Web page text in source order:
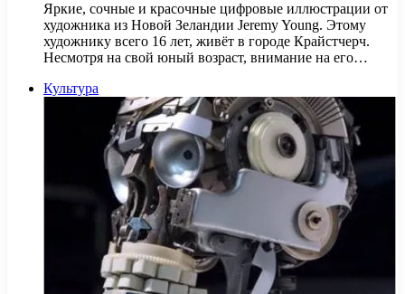
Яркие, сочные и красочные цифровые иллюстрации от
художника из Новой Зеландии Jeremy Young. Этому
художнику всего 16 лет, живёт в городе Крайстчерч.
Несмотря на свой юный возраст, внимание на его…
Культура